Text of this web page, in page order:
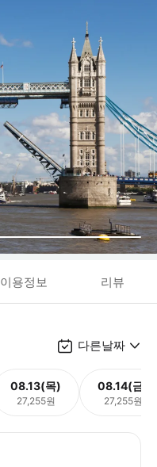
이용정보 리뷰
다른날짜
08.13(목)
27,255원
08.14(금)
27,255원